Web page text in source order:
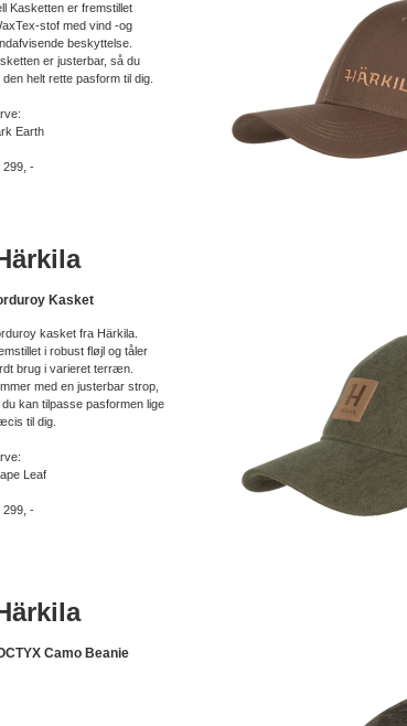
Kasketten er fremstillet
stof med vind -og
beskyttelse.
er justerbar, så du
den helt rette pasform til dig.
Earth
299, -
Kasket
kasket fra Härkila.
i robust fløjl og tåler
brug i varieret terræn.
med en justerbar strop,
kan tilpasse pasformen lige
til dig.
Leaf
299, -
Camo Beanie